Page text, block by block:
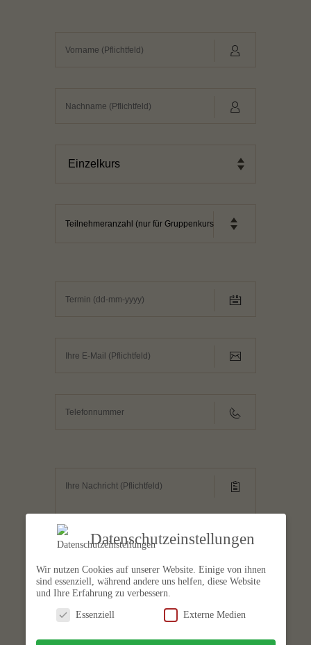
Datenschutzeinstellungen
Wir nutzen Cookies auf unserer Website. Einige von ihnen
sind essenziell, während andere uns helfen, diese Website
und Ihre Erfahrung zu verbessern.
Essenziell Externe Medien